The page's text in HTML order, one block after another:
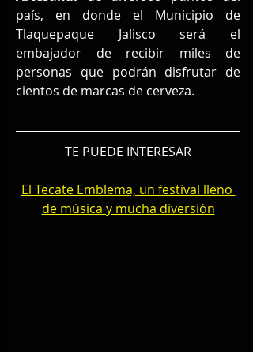
país, en donde el Municipio de
Tlaquepaque Jalisco será el
embajador de recibir miles de
personas que podrán disfrutar de
cientos de marcas de cerveza.
TE PUEDE INTERESAR
El Tecate Emblema, un festival lleno
de música y mucha diversión